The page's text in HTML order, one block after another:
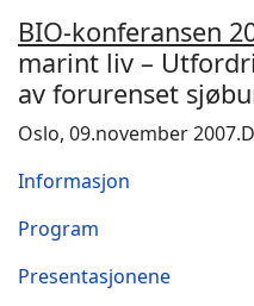
BIO-konferansen
marint liv –
av forurenset
Oslo, 09.november
Informasjon
Program
Presentasjonene